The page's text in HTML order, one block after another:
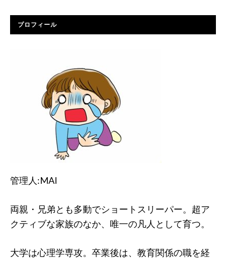
プロフィール
管理人:MAI
両親・兄弟とも多動でショートスリーパー。超ア
クティブな家族のなか、唯一の凡人として育つ。
大学は心理学専攻。卒業後は、教育関係の職を経